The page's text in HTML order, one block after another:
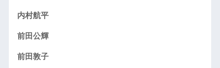
内村航平
前田公輝
前田敦子